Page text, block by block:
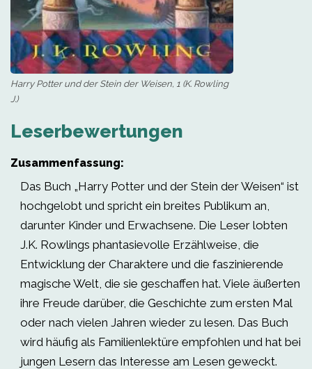
Harry Potter und der Stein der Weisen, 1 (K. Rowling
J.)
Leserbewertungen
Zusammenfassung:
Das Buch „Harry Potter und der Stein der Weisen“ ist
hochgelobt und spricht ein breites Publikum an,
darunter Kinder und Erwachsene. Die Leser lobten
J.K. Rowlings phantasievolle Erzählweise, die
Entwicklung der Charaktere und die faszinierende
magische Welt, die sie geschaffen hat. Viele äußerten
ihre Freude darüber, die Geschichte zum ersten Mal
oder nach vielen Jahren wieder zu lesen. Das Buch
wird häufig als Familienlektüre empfohlen und hat bei
jungen Lesern das Interesse am Lesen geweckt.